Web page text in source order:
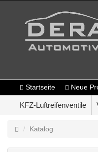
Startseite Neue
KFZ-Luftreifenventile
Katalog